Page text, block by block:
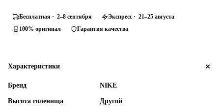
Бесплатная · 2–8 сентября
Экспресс · 21–25 августа
100% оригинал
Гарантия качества
Характеристики
Бренд NIKE
Высота голенища Другой